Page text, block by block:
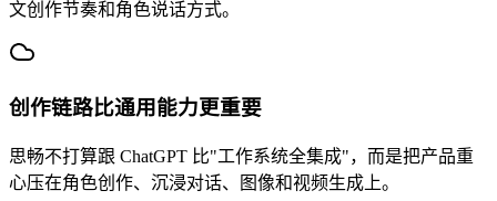
文创作节奏和角色说话方式。
创作链路比通用能力更重要
思畅不打算跟 ChatGPT 比"工作系统全集成"，而是把产品重
心压在角色创作、沉浸对话、图像和视频生成上。